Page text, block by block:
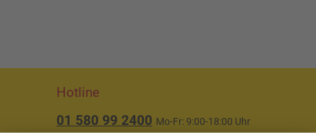
Hotline
01 580 99 2400 Mo-Fr: 9:00-18:00 Uhr